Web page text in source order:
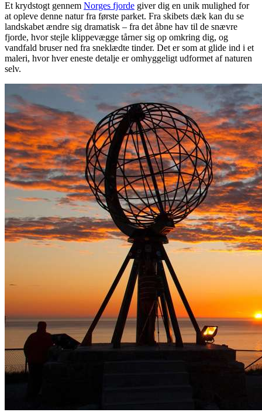
Et krydstogt gennem Norges fjorde giver dig en unik mulighed for
at opleve denne natur fra første parket. Fra skibets dæk kan du se
landskabet ændre sig dramatisk – fra det åbne hav til de snævre
fjorde, hvor stejle klippevægge tårner sig op omkring dig, og
vandfald bruser ned fra sneklædte tinder. Det er som at glide ind i et
maleri, hvor hver eneste detalje er omhyggeligt udformet af naturen
selv.